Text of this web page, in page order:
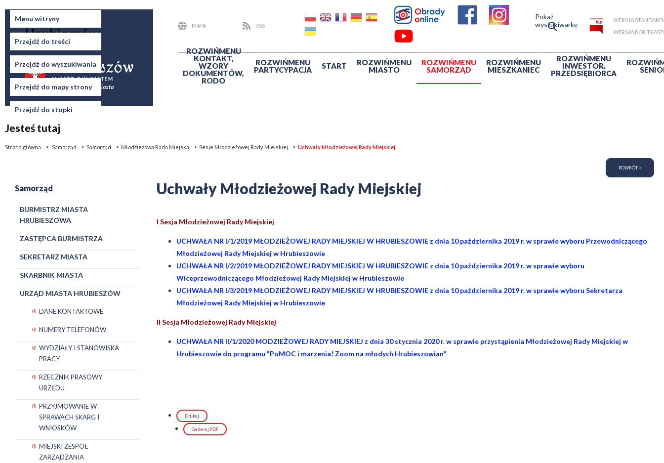
Menu witryny
Przejdź do treści
Przejdź do wyszukiwania
Przejdź do mapy strony
Przejdź do stopki
Miasto
Hrubieszów
MAPA
RSS
Pokaż
wyszukiwarkę
WERSJA
WERSJA
ROZWIŃMENU
KONTAKT,
WZORY
DOKUMENTÓW,
RODO
ROZWIŃMENU
PARTYCYPACJA
START ROZWIŃMENU
MIASTO
ROZWIŃMENU
SAMORZĄD
ROZWIŃMENU
MIESZKANIEC
ROZWIŃMENU
INWESTOR,
PRZEDSIĘBIORCA
ROZWIŃ
Jesteś tutaj
Strona główna Samorząd Samorząd Młodzieżowa Rada Miejska Sesje Młodzieżowej Rady Miejskiej Uchwały Młodzieżowej Rady Miejskiej
POWRÓT >
Samorząd
BURMISTRZ MIASTA
HRUBIESZOWA
ZASTĘPCA BURMISTRZA
SEKRETARZ MIASTA
SKARBNIK MIASTA
URZĄD MIASTA HRUBIESZÓW
DANE KONTAKTOWE
NUMERY TELEFONÓW
WYDZIAŁY I STANOWISKA
PRACY
RZECZNIK PRASOWY
URZĘDU
PRZYJMOWANIE W
SPRAWACH SKARG I
WNIOSKÓW
MIEJSKI ZESPÓŁ
ZARZĄDZANIA
Uchwały Młodzieżowej Rady Miejskiej
I Sesja Młodzieżowej Rady Miejskiej
UCHWAŁA NR I/1/2019 MŁODZIEŻOWEJ RADY MIEJSKIEJ W HRUBIESZOWIE z dnia 10 października 2019 r. w sprawie wyboru Przewodniczącego
Młodzieżowej Rady Miejskiej w Hrubieszowie
UCHWAŁA NR I/2/2019 MŁODZIEŻOWEJ RADY MIEJSKIEJ W HRUBIESZOWIE z dnia 10 października 2019 r. w sprawie wyboru
Wiceprzewodniczącego Młodzieżowej Rady Miejskiej w Hrubieszowie
UCHWAŁA NR I/3/2019 MŁODZIEŻOWEJ RADY MIEJSKIEJ W HRUBIESZOWIE z dnia 10 października 2019 r. w sprawie wyboru Sekretarza
Młodzieżowej Rady Miejskiej w Hrubieszowie
II Sesja Młodzieżowej Rady Miejskiej
UCHWAŁA NR II/1/2020 MODZIEŻOWEJ RADY MIEJSKIEJ z dnia 30 stycznia 2020 r. w sprawie przystąpienia Młodzieżowej Rady Miejskiej w
Hrubieszowie do programu "PoMOC i marzenia! Zoom na młodych Hrubieszowian"
Drukuj
Generuj PDF